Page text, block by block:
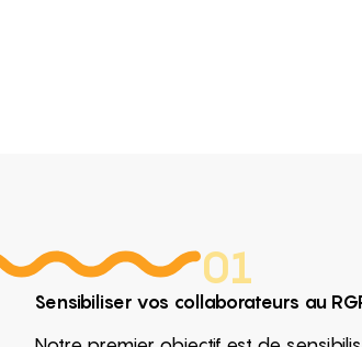
01
Sensibiliser vos collaborateurs au